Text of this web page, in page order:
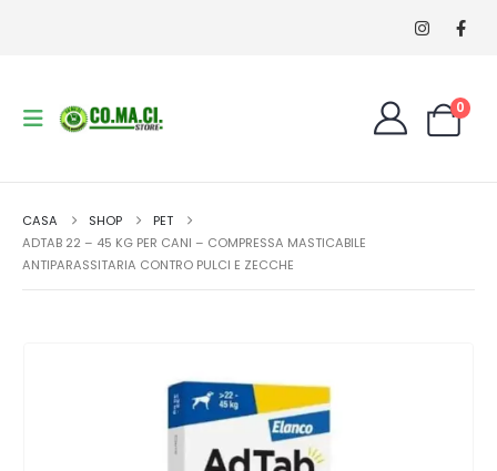
0
CASA SHOP
PET
ADTAB 22 – 45 KG PER CANI – COMPRESSA MASTICABILE
ANTIPARASSITARIA CONTRO PULCI E ZECCHE